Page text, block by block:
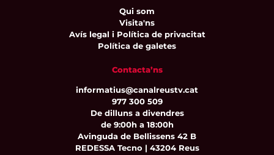
Qui som
Visita'ns
Avís legal i Política de privacitat
Política de galetes
Contacta’ns
informatius@canalreustv.cat
977 300 509
De dilluns a divendres
de 9:00h a 18:00h
Avinguda de Bellissens 42 B
REDESSA Tecno | 43204 Reus